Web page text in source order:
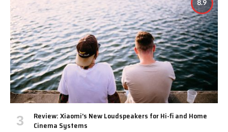
8.9
Review: Xiaomi’s New Loudspeakers for Hi-fi and Home
Cinema Systems